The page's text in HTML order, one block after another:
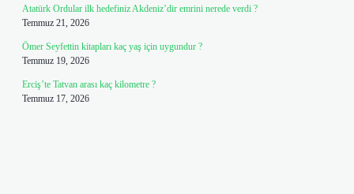
Atatürk Ordular ilk hedefiniz Akdeniz’dir emrini nerede verdi ?
Temmuz 21, 2026
Ömer Seyfettin kitapları kaç yaş için uygundur ?
Temmuz 19, 2026
Erciş’te Tatvan arası kaç kilometre ?
Temmuz 17, 2026